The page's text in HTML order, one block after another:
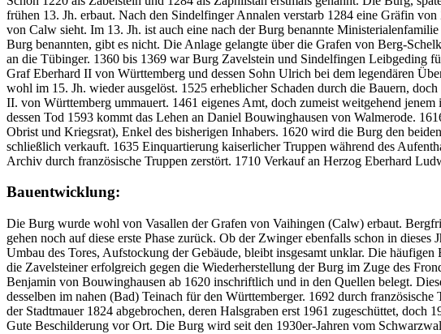
frühen 13. Jh. erbaut. Nach den Sindelfinger Annalen verstarb 1284 eine Gräfin
von Calw sieht. Im 13. Jh. ist auch eine nach der Burg benannte
Burg benannten, gibt es nicht. Die Anlage gelangte über die Grafen von Berg-
an die Tübinger. 1360 bis 1369 war Burg Zavelstein und Sindelfingen Leibgeding
Graf Eberhard II von Württemberg und dessen Sohn Ulrich bei dem legendären
wohl im 15. Jh. wieder ausgelöst. 1525 erheblicher Schaden durch die Bauern,
II. von Württemberg ummauert. 1461 eigenes Amt, doch zumeist weitgehend
dessen Tod 1593 kommt das Lehen an Daniel Bouwinghausen von Walmerode.
Obrist und Kriegsrat), Enkel des bisherigen Inhabers. 1620 wird die Burg den
schließlich verkauft. 1635 Einquartierung kaiserlicher Truppen während des
Archiv durch französische Truppen zerstört. 1710 Verkauf an Herzog Eberhard
Bauentwicklung:
Die Burg wurde wohl von Vasallen der Grafen von Vaihingen (Calw) erbaut.
gehen noch auf diese erste Phase zurück. Ob der Zwinger ebenfalls schon in
Umbau des Tores, Aufstockung der Gebäude, bleibt insgesamt unklar. Die
die Zavelsteiner erfolgreich gegen die Wiederherstellung der Burg im Zuge des
Benjamin von Bouwinghausen ab 1620 inschriftlich und in den Quellen belegt.
desselben im nahen (Bad) Teinach für den Württemberger. 1692 durch
der Stadtmauer 1824 abgebrochen, deren Halsgraben erst 1961 zugeschüttet,
Gute Beschilderung vor Ort. Die Burg wird seit den 1930er-Jahren vom